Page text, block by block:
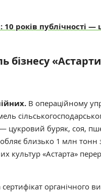
10 років публічності
бізнесу
В операційному
— цукровий буряк, соя,
близько 1 млн тонн
культур «Астарта»
органічного